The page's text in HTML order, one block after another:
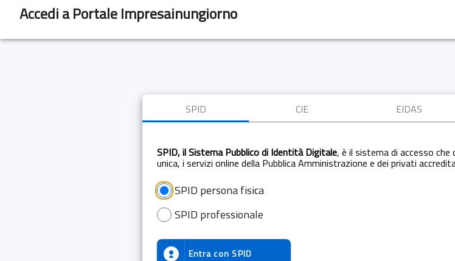
Accedi a Portale Impresainungiorno
SPID CIE EIDAS
SPID, il Sistema Pubblico di Identità Digitale, è il sistema di accesso
unica, i servizi online della Pubblica Amministrazione e dei privati
SPID persona fisica
SPID professionale
Entra con SPID